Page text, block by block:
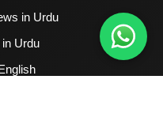
in Urdu
Urdu